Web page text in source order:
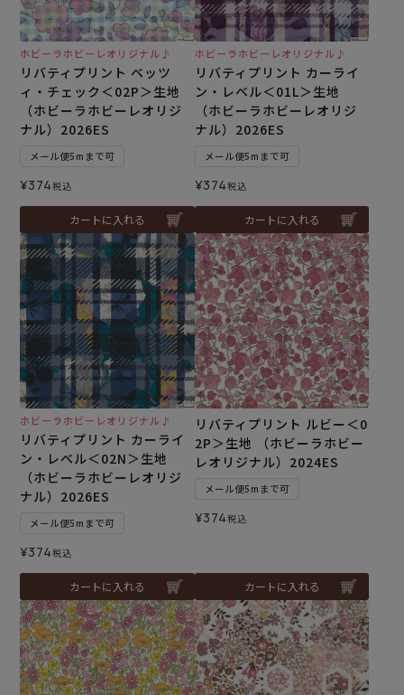
ホビーラホビーレオリジナル♪
リバティプリント ベッツ
ィ・チェック＜02P＞生地
（ホビーラホビーレオリジ
ナル）2026ES
メール便5mまで可
¥374税込
カートに入れる
ホビーラホビーレオリジナル♪
リバティプリント カーライ
ン・レベル＜01L＞生地
（ホビーラホビーレオリジ
ナル）2026ES
メール便5mまで可
¥374税込
カートに入れる
ホビーラホビーレオリジナル♪
リバティプリント カーライ
ン・レベル＜02N＞生地
（ホビーラホビーレオリジ
ナル）2026ES
メール便5mまで可
¥374税込
カートに入れる
リバティプリント ルビー＜0
2P＞生地 （ホビーラホビー
レオリジナル）2024ES
メール便5mまで可
¥374税込
カートに入れる